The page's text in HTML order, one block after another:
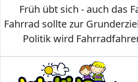
Früh übt sich - auch das
Fahrrad sollte zur
Politik wird